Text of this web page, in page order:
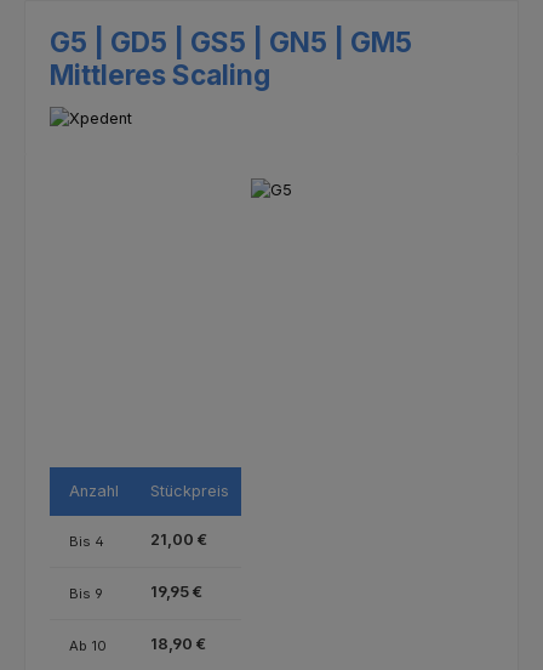
G5 | GD5 | GS5 | GN5 | GM5
Mittleres Scaling
Anzahl Stückpreis
Bis 4 21,00 €
Bis 9 19,95 €
Ab 10 18,90 €